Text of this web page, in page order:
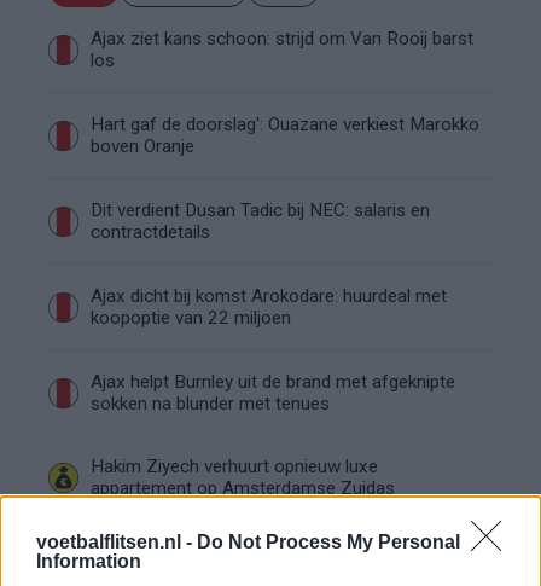
voetbalflitsen.nl - Do Not Process My Personal
Information
Ajax ziet kans schoon: strijd om Van Rooij barst
los
Hart gaf de doorslag': Ouazane verkiest Marokko
boven Oranje
Dit verdient Dusan Tadic bij NEC: salaris en
contractdetails
Ajax dicht bij komst Arokodare: huurdeal met
koopoptie van 22 miljoen
Ajax helpt Burnley uit de brand met afgeknipte
sokken na blunder met tenues
Hakim Ziyech verhuurt opnieuw luxe
appartement op Amsterdamse Zuidas
Marcos Leonardo laat eerste indruk achter bij
Ajax: 'Hier gaan fans van genieten'